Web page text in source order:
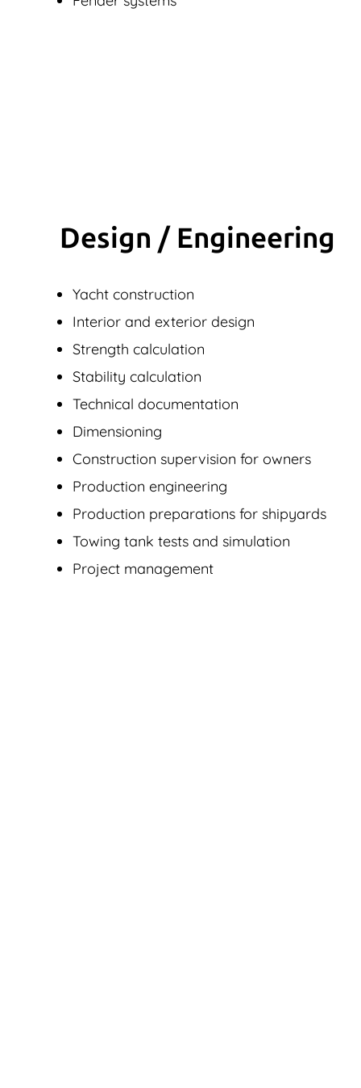
Design / Engineering
Yacht construction
Interior and exterior design
Strength calculation
Stability calculation
Technical documentation
Dimensioning
Construction supervision for owners
Production engineering
Production preparations for shipyards
Towing tank tests and simulation
Project management